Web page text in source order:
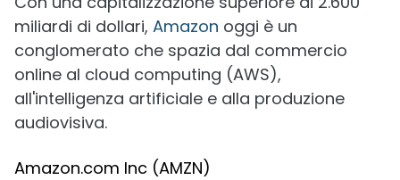
miliardi di dollari, Amazon oggi è un
conglomerato che spazia dal commercio
online al cloud computing (AWS),
all'intelligenza artificiale e alla produzione
audiovisiva.
Amazon.com Inc (AMZN)